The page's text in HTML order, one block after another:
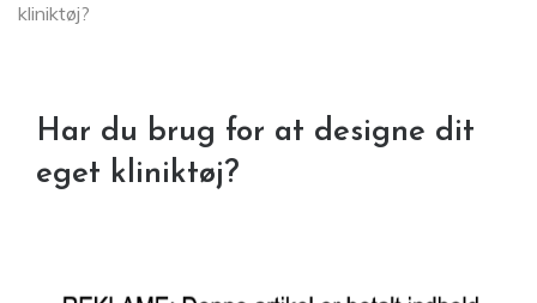
kliniktøj?
Har du brug for at designe dit
eget kliniktøj?